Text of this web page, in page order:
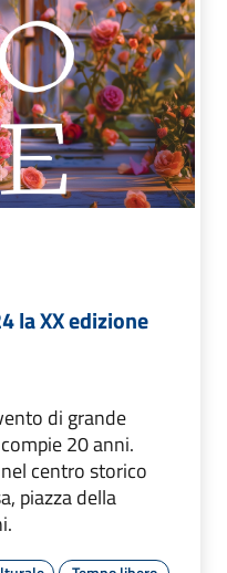
la XX edizione
di grande
20 anni.
centro storico
piazza della